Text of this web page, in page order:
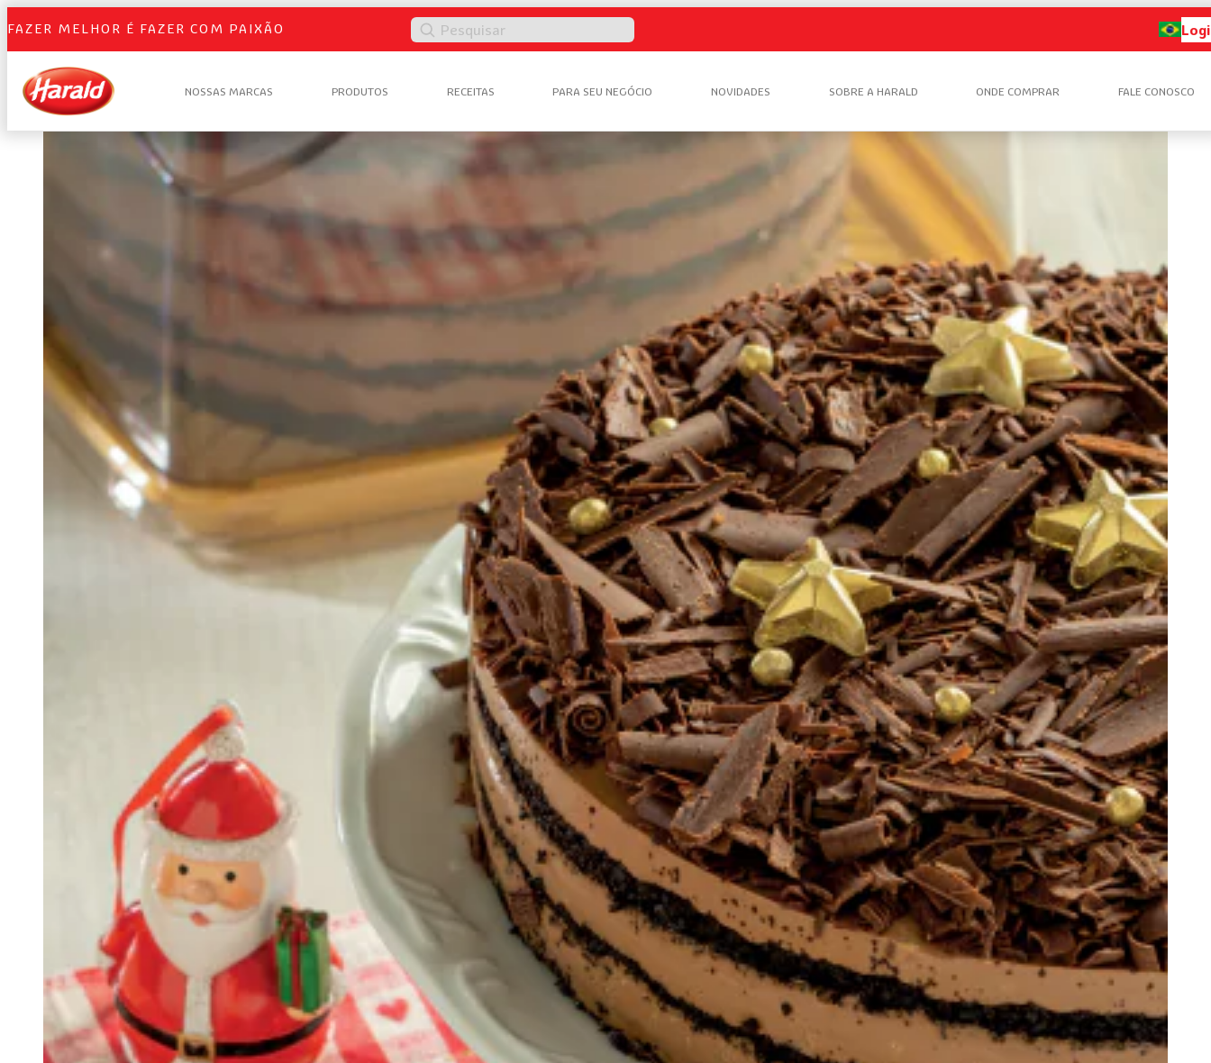
FAZER MELHOR É FAZER COM PAIXÃO Pesquisar
NOSSAS MARCAS PRODUTOS RECEITAS PARA SEU NEGÓCIO NOVIDADES SOBRE A HARALD ONDE COMPRAR FALE CONOSCO